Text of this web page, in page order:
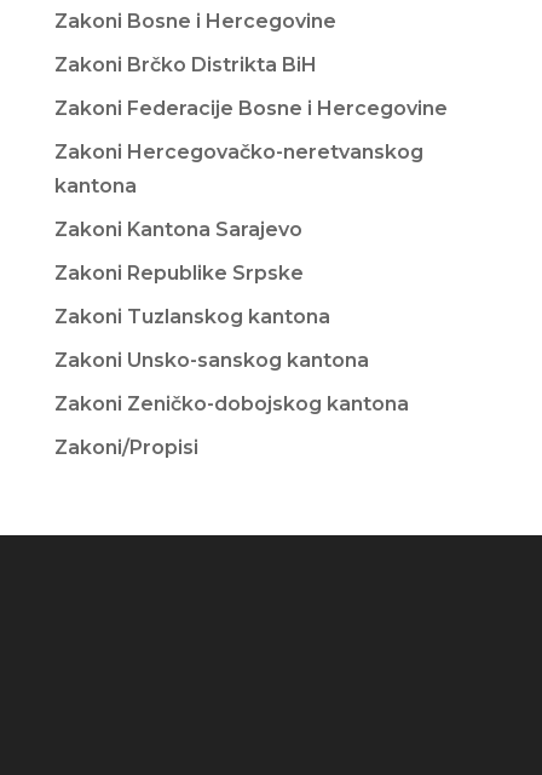
Zakoni Bosne i Hercegovine
Zakoni Brčko Distrikta BiH
Zakoni Federacije Bosne i Hercegovine
Zakoni Hercegovačko-neretvanskog
kantona
Zakoni Kantona Sarajevo
Zakoni Republike Srpske
Zakoni Tuzlanskog kantona
Zakoni Unsko-sanskog kantona
Zakoni Zeničko-dobojskog kantona
Zakoni/Propisi